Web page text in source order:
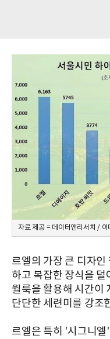
자료 제공 = 데이터앤리서치 /
르엘의 가장 큰 디자
하고 복잡한 장식을
월룩을 활용해 시간이
단단한 세련미를 강조
르엘은 특히 '시그니엘